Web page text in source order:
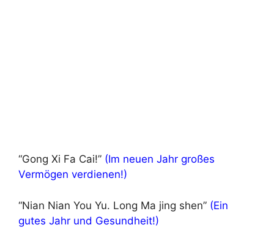
“Gong Xi Fa Cai!” (Im neuen Jahr großes
Vermögen verdienen!)
“Nian Nian You Yu. Long Ma jing shen” (Ein
gutes Jahr und Gesundheit!)